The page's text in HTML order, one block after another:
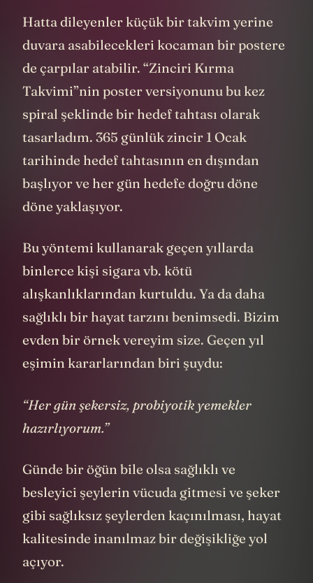
Hatta dileyenler küçük bir takvim yerine
duvara asabilecekleri kocaman bir postere
de çarpılar atabilir. “Zinciri Kırma
Takvimi”nin poster versiyonunu bu kez
spiral şeklinde bir hedef tahtası olarak
tasarladım. 365 günlük zincir 1 Ocak
tarihinde hedef tahtasının en dışından
başlıyor ve her gün hedefe doğru döne
döne yaklaşıyor.
Bu yöntemi kullanarak geçen yıllarda
binlerce kişi sigara vb. kötü
alışkanlıklarından kurtuldu. Ya da daha
sağlıklı bir hayat tarzını benimsedi. Bizim
evden bir örnek vereyim size. Geçen yıl
eşimin kararlarından biri şuydu:
“Her gün şekersiz, probiyotik yemekler
hazırlıyorum.”
Günde bir öğün bile olsa sağlıklı ve
besleyici şeylerin vücuda gitmesi ve şeker
gibi sağlıksız şeylerden kaçınılması, hayat
kalitesinde inanılmaz bir değişikliğe yol
açıyor.